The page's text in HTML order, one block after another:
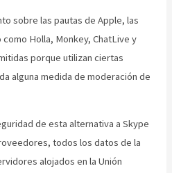
sobre las pautas de Apple, las
Holla, Monkey, ChatLive y
porque utilizan ciertas
alguna medida de moderación de
de esta alternativa a Skype
todos los datos de la
alojados en la Unión